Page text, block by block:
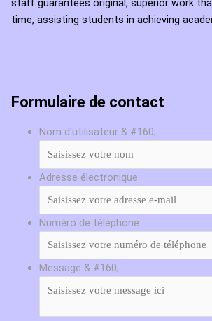
staff guarantees original, superior work
time, assisting students in achieving
Formulaire de contact
Nom d'utilisateur & #160;:
Adresse électronique:
Numéro de téléphone :
Message & #160;: